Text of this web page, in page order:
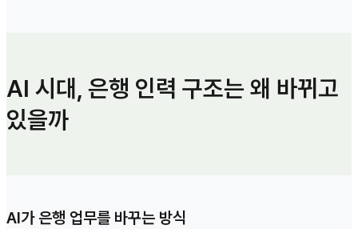
AI 시대, 은행 인력 구조는 왜 바뀌고
있을까
AI가 은행 업무를 바꾸는 방식